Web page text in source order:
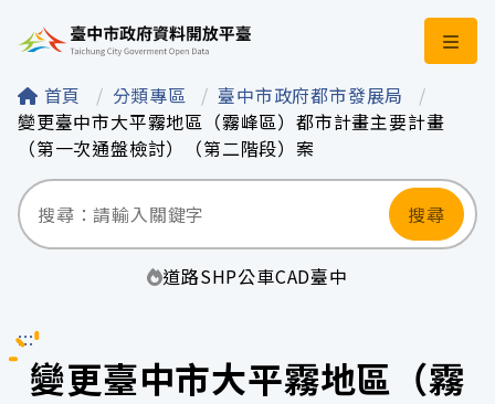
臺中市政府資料開
首頁 分類專區
臺中市政府都市發展局
變更臺中市大平霧地區（霧峰區）都市計畫主要計畫
（第一次通盤檢討）（第二階段）案
搜尋
道路SHP公車CAD臺中
:::
變更臺中市大平霧地區（霧